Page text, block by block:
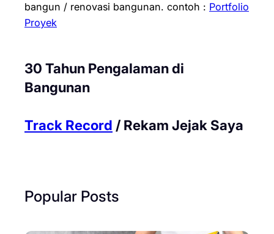
bangun / renovasi bangunan. contoh : Portfolio
Proyek
30 Tahun Pengalaman di
Bangunan
Track Record / Rekam Jejak Saya
Popular Posts